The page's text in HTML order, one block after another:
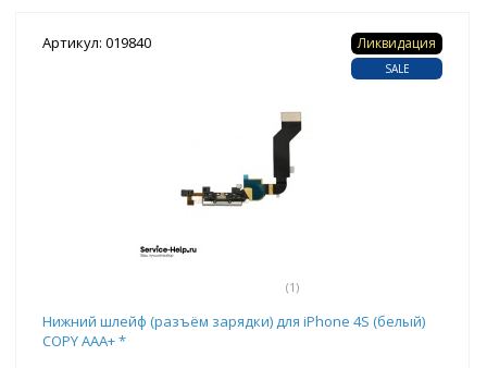
Артикул: 019840
(1)
Ликвидация
SALE
Нижний шлейф (разъём зарядки) для iPhone 4S (белый)
COPY AAA+ *